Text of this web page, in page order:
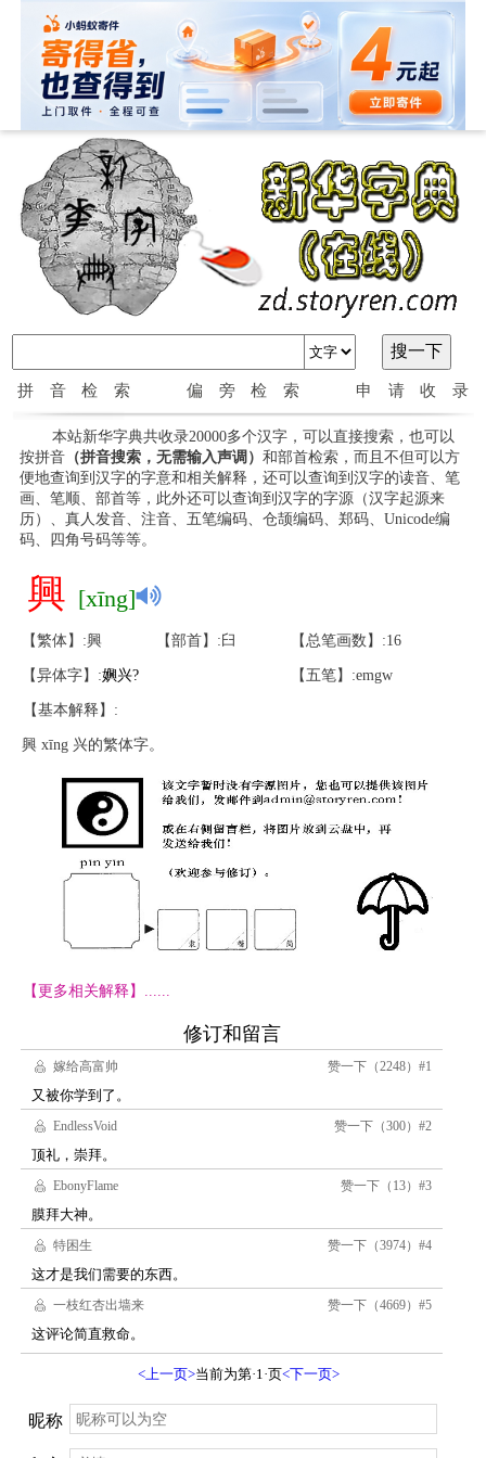
拼音检索 偏旁检索 申请收录
本站新华字典共收录20000多个汉字，可以直接搜索，也可以
按拼音（拼音搜索，无需输入声调） 和部首检索，而且不但可以方
便地查询到汉字的字意和相关解释，还可以查询到汉字的读音、笔
画、笔顺、部首等，此外还可以查询到汉字的字源（汉字起源来
历）、真人发音、注音、五笔编码、仓颉编码、郑码、Unicode编
码、四角号码等等。
興 [xīng]
【繁体】:興 【部首】:臼 【总笔画数】:16
【异体字】:嬹兴? 【五笔】:emgw
【基本解释】:
興 xīng 兴的繁体字。
【更多相关解释】......